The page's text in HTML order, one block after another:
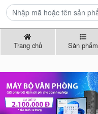
Trang chủ Sản phẩm